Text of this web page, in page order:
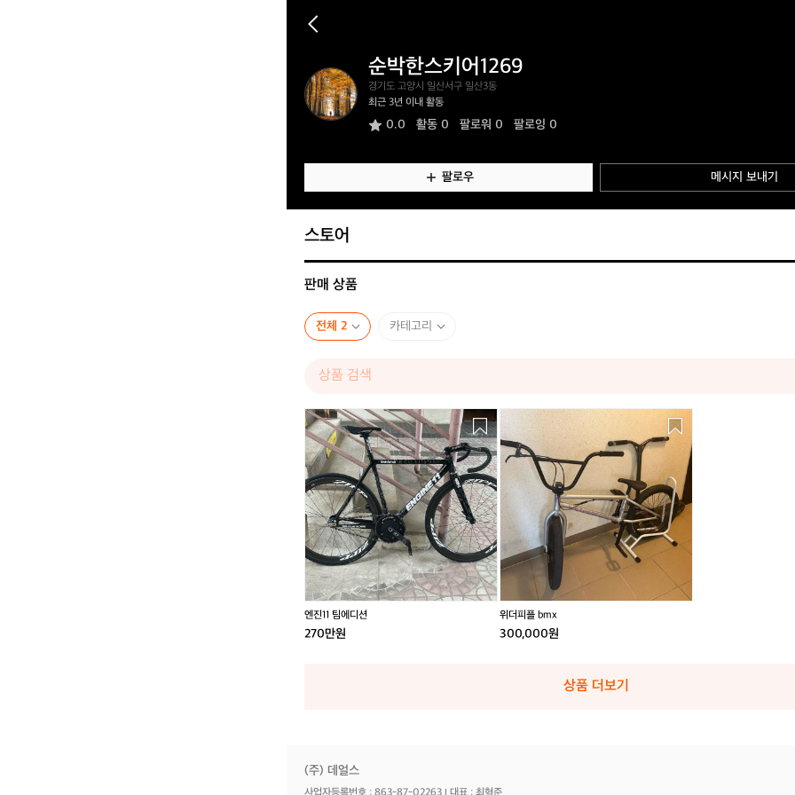
순
박
한
어
2
6
9
순박한스키어1269
경기도 고양시 일산서구 일산3동
최근 3년 이내 활동
0.0 활동 0 팔로워 0 팔로잉 0
팔로우 메시지 보내기
스토어
판매 상품
전체 2 카테고리
엔
진
1
1
팀
에
디
션
엔진11 팀에디션
270만원
더
피
플
x
위더피플 bmx
300,000원
상품 더보기
(주) 데얼스